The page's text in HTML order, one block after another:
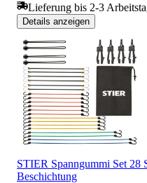
Lieferung bis 2-3
Details anzeigen
STIER Spanngummi Set 28
Beschichtung